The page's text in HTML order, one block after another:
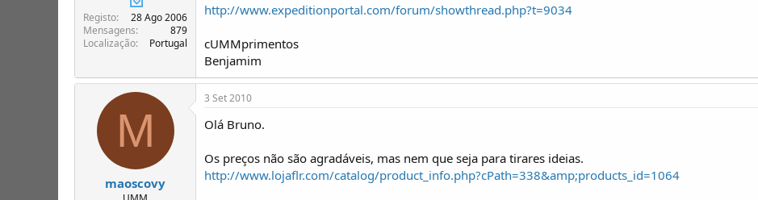
Registo
28 Ago 2006
Mensagens
879
Localização
Portugal
http://www.expeditionportal.com/forum/showthread.php?t=9034
cUMMprimentos
Benjamim
M
maoscovy
3 Set 2010
Olá Bruno.
Os preços não são agradáveis, mas nem que seja para tirares ideias.
http://www.lojaflr.com/catalog/product_info.php?cPath=338&amp;products_id=1064